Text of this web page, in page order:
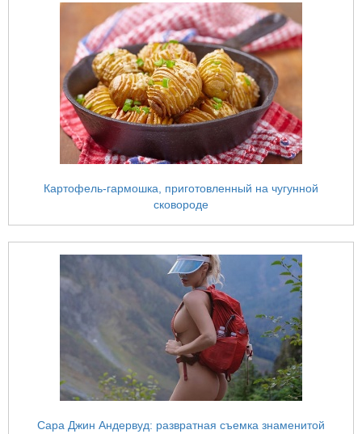
Картофель-гармошка, приготовленный на чугунной
сковороде
Сара Джин Андервуд: развратная съемка знаменитой